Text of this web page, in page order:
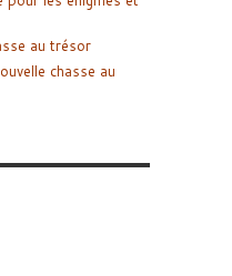
au trésor
chasse au